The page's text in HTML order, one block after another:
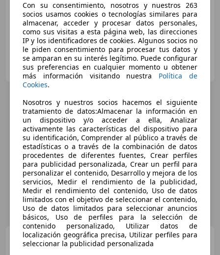
01/2019 111.586 km Diésel 110 kW (150 CV)
FLEXICAR MURCIA.
ES-3007 MURCIA
BMW 118118dA
Con su consentimiento, nosotros y nuestros 263
socios usamos cookies o tecnologías similares para
almacenar, acceder y procesar datos personales,
como sus visitas a esta página web, las direcciones
IP y los identificadores de cookies. Algunos socios no
le piden consentimiento para procesar tus datos y
se amparan en su interés legítimo. Puede configurar
sus preferencias en cualquier momento u obtener
más información visitando nuestra Política de
Cookies.
Nosotros y nuestros socios hacemos el siguiente
tratamiento de datos:Almacenar la información en
un dispositivo y/o acceder a ella, Analizar
activamente las características del dispositivo para
su identificación, Comprender al público a través de
estadísticas o a través de la combinación de datos
procedentes de diferentes fuentes, Crear perfiles
para publicidad personalizada, Crear un perfil para
personalizar el contenido, Desarrollo y mejora de los
servicios, Medir el rendimiento de la publicidad,
Medir el rendimiento del contenido, Uso de datos
limitados con el objetivo de seleccionar el contenido,
Uso de datos limitados para seleccionar anuncios
básicos, Uso de perfiles para la selección de
contenido personalizado, Utilizar datos de
localización geográfica precisa, Utilizar perfiles para
seleccionar la publicidad personalizada